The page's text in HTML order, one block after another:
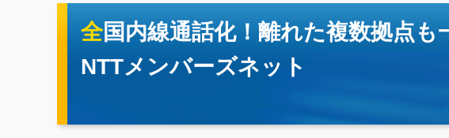
全国内線通話化！離れた複数拠点も一つの会社のようにできる
NTTメンバーズネット